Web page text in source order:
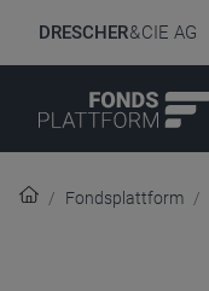
DRESCHER& CIE AG
Fondsplattform